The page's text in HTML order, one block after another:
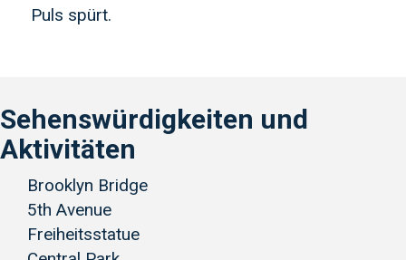
Puls spürt.
Sehenswürdigkeiten und
Aktivitäten
Brooklyn Bridge
5th Avenue
Freiheitsstatue